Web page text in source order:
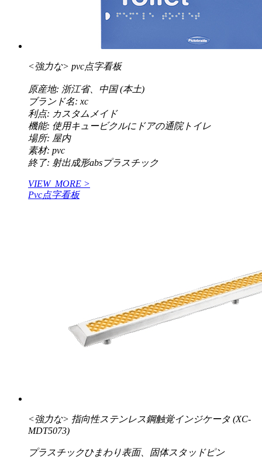
<強力な> pvc点字看板
原産地: 浙江省、中国 (本土)
ブランド名: xc
利点: カスタムメイド
機能: 使用キュービクルにドアの通院トイレ
場所: 屋内
素材: pvc
終了: 射出成形absプラスチック
VIEW_MORE >
Pvc点字看板
<強力な> 指向性ステンレス鋼触覚インジケータ (XC-
MDT5073)
プラスチックひまわり表面、固体スタッドピン